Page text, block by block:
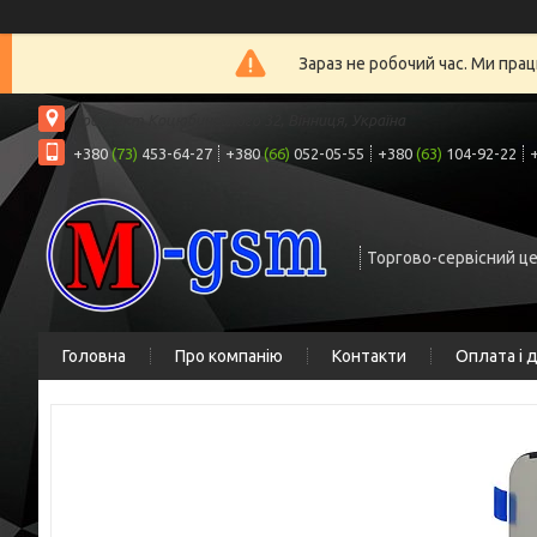
Зараз не робочий час. Ми
проспект Коцюбинського 32, Вінниця, Україна
+380(73) 453-64-27 +380(66) 052-05-55 +380 (63) 104-92-22
Торгово-сервісний
Головна Про компанію Контакти Оплата і